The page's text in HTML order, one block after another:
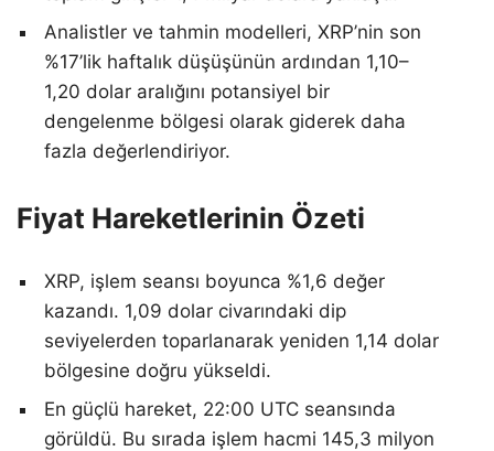
Analistler ve tahmin modelleri, XRP’nin son
%17’lik haftalık düşüşünün ardından 1,10–
1,20 dolar aralığını potansiyel bir
dengelenme bölgesi olarak giderek daha
fazla değerlendiriyor.
Fiyat Hareketlerinin Özeti
XRP, işlem seansı boyunca %1,6 değer
kazandı. 1,09 dolar civarındaki dip
seviyelerden toparlanarak yeniden 1,14 dolar
bölgesine doğru yükseldi.
En güçlü hareket, 22:00 UTC seansında
görüldü. Bu sırada işlem hacmi 145,3 milyon